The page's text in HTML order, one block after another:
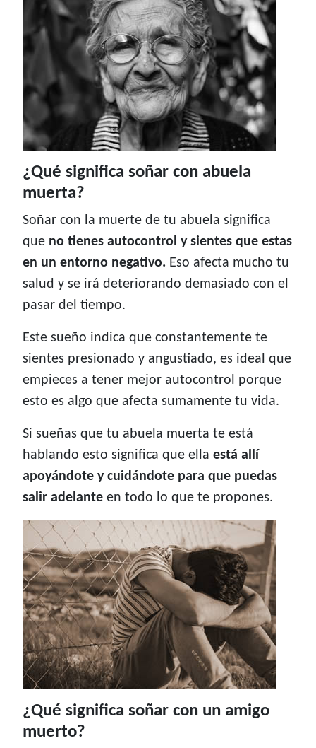
¿Qué significa soñar con abuela
muerta?
Soñar con la muerte de tu abuela significa
que no tienes autocontrol y sientes que estas
en un entorno negativo. Eso afecta mucho tu
salud y se irá deteriorando demasiado con el
pasar del tiempo.
Este sueño indica que constantemente te
sientes presionado y angustiado, es ideal que
empieces a tener mejor autocontrol porque
esto es algo que afecta sumamente tu vida.
Si sueñas que tu abuela muerta te está
hablando esto significa que ella está allí
apoyándote y cuidándote para que puedas
salir adelante en todo lo que te propones.
¿Qué significa soñar con un amigo
muerto?